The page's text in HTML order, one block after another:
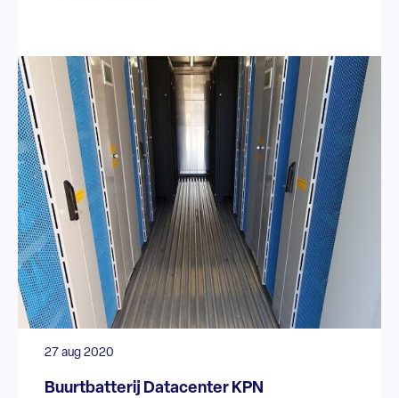
27 aug 2020
Buurtbatterij Datacenter KPN